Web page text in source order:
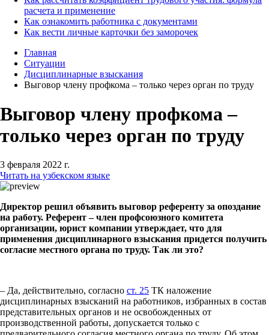
расчета и применение
Как ознакомить работника с документами
Как вести личные карточки без заморочек
Главная
Ситуации
Дисциплинарные взыскания
Выговор члену профкома – только через орган по труду
Выговор члену профкома –
только через орган по труду
3 февраля 2022 г.
Читать на узбекском языке
Директор решил объявить выговор референту за опоздание
на работу. Референт – член профсоюзного комитета
организации, юрист компании утверждает, что для
применения дисциплинарного взыскания придется получить
согласие местного органа по труду. Так ли это?
– Да, действительно, согласно ст. 25 ТК наложение
дисциплинарных взысканий на работников, избранных в состав
представительных органов и не освобожденных от
производственной работы, допускается только с